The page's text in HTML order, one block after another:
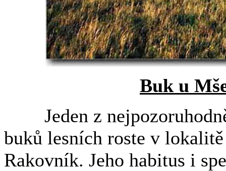
Buk u
Jeden z
buků lesních roste v
Rakovník. Jeho habitus i